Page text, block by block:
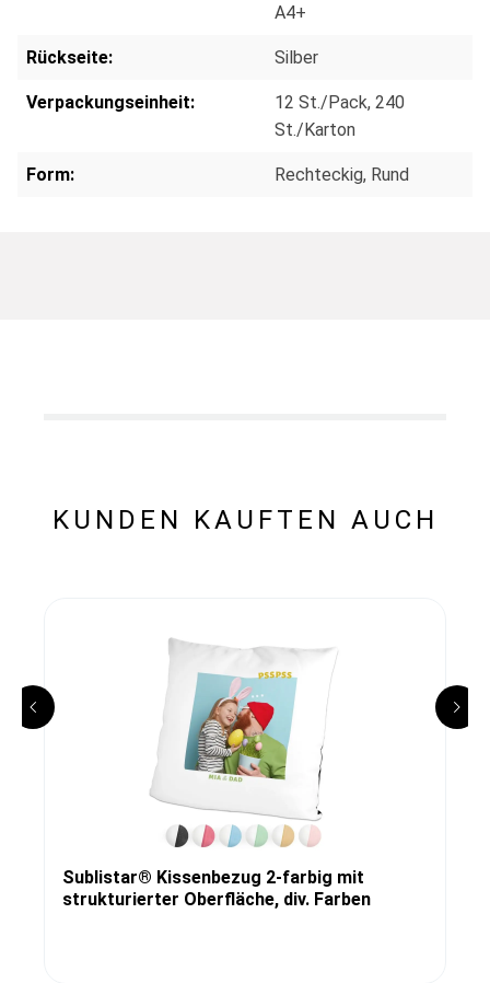
A4+
Rückseite: Silber
Verpackungseinheit: 12 St./Pack, 240
St./Karton
Form: Rechteckig, Rund
KUNDEN KAUFTEN AUCH
Sublistar® Kissenbezug 2-farbig mit
strukturierter Oberfläche, div. Farben